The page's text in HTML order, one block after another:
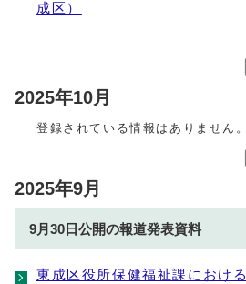
成区）
2025年10月
登録されている情報はありません。
2025年9月
9月30日公開の報道発表資料
東成区役所保健福祉課におけ